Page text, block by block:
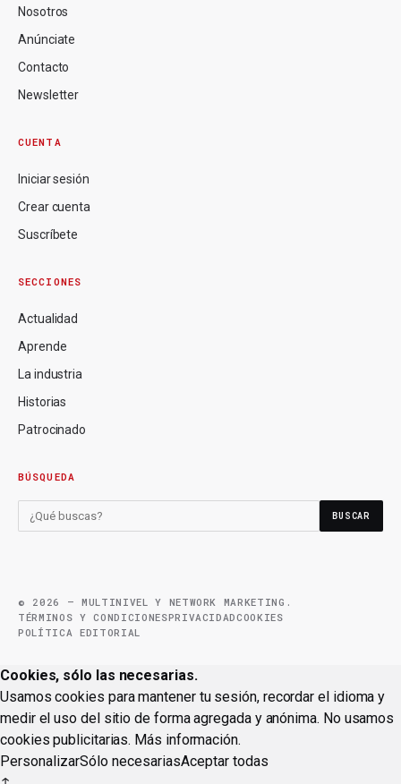
Nosotros
Anúnciate
Contacto
Newsletter
CUENTA
Iniciar sesión
Crear cuenta
Suscríbete
SECCIONES
Actualidad
Aprende
La industria
Historias
Patrocinado
BÚSQUEDA
BUSCAR
© 2026 — MULTINIVEL Y NETWORK MARKETING.
TÉRMINOS Y CONDICIONESPRIVACIDADCOOKIES
POLÍTICA EDITORIAL
Cookies, sólo las necesarias.
Usamos cookies para mantener tu sesión, recordar el idioma y
medir el uso del sitio de forma agregada y anónima. No usamos
cookies publicitarias. Más información.
PersonalizarSólo necesariasAceptar todas